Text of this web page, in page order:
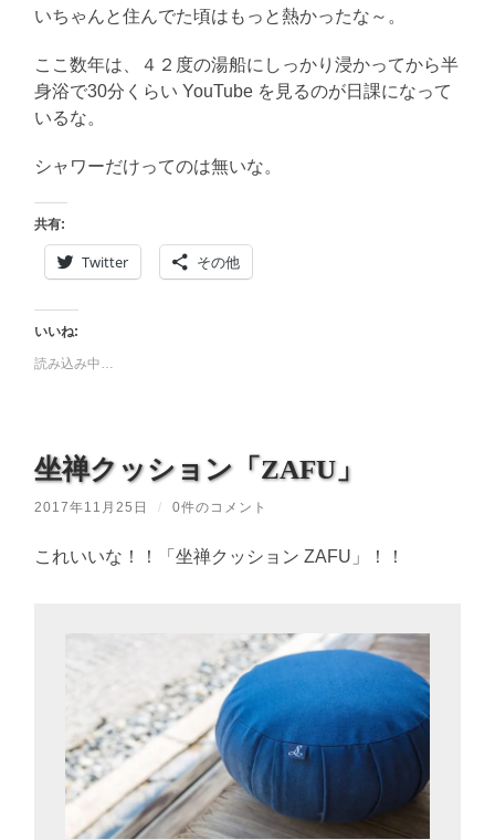
いちゃんと住んでた頃はもっと熱かったな～。
ここ数年は、４２度の湯船にしっかり浸かってから半
身浴で30分くらい YouTube を見るのが日課になって
いるな。
シャワーだけってのは無いな。
共有:
Twitter その他
いいね:
読み込み中…
坐禅クッション「ZAFU」
2017年11月25日 / 0件のコメント
これいいな！！「坐禅クッション ZAFU」！！